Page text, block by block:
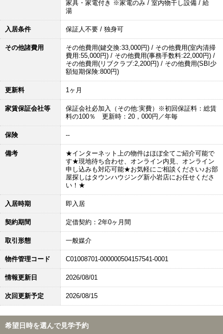
家具・家電付き ※家電のみ / 室内物干し設備 / 給
湯
入居条件 保証人不要 / 独身可
その他諸費用
その他費用(鍵交換:33,000円) / その他費用(室内清掃
費用:55,000円) / その他費用(事務手数料:22,000円) /
その他費用(リブクラブ:2,200円) / その他費用(SBI少
額短期保険:800円)
更新料 1ヶ月
家賃保証会社等
保証会社必加入（その他:実費）※初回保証料：総賃
料の100％ 更新時：20，000円／年毎
保険 --
備考
★インターネット上の物件はほぼ全てご紹介可能で
す★現地待ち合わせ、オンライン内見、オンライン
申し込みも対応可能★お気軽にご相談ください♪お部
屋探しはタウンハウジング新小岩店にお任せくださ
い！★
入居時期 即入居
契約期間 定借契約：2年0ヶ月間
取引形態 一般媒介
物件管理コード C01008701-000000504157541-0001
情報更新日 2026/08/01
次回更新予定 2026/08/15
希望日時を選んで見学予約